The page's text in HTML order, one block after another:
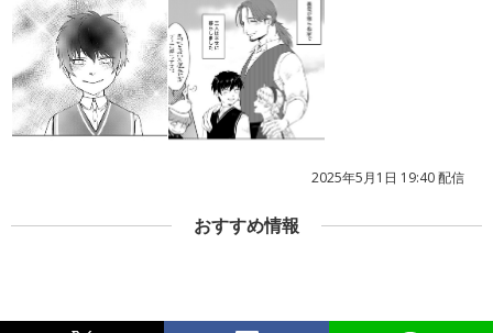
2025年5月1日 19:40 配信
おすすめ情報